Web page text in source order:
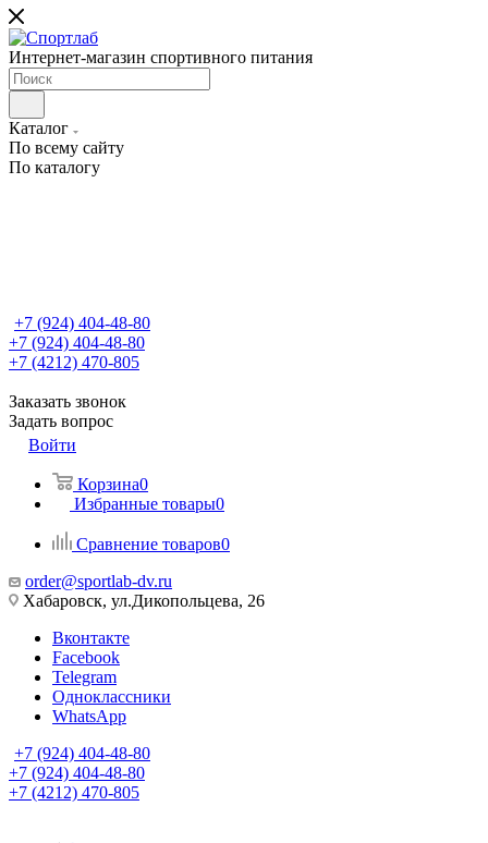
Интернет-магазин спортивного питания
Каталог
По всему сайту
По каталогу
+7 (924) 404-48-80
+7 (924) 404-48-80
+7 (4212) 470-805
Заказать звонок
Задать вопрос
Войти
Корзина0
Избранные товары0
Сравнение товаров0
order@sportlab-dv.ru
Хабаровск, ул.Дикопольцева, 26
Вконтакте
Facebook
Telegram
Одноклассники
WhatsApp
+7 (924) 404-48-80
+7 (924) 404-48-80
+7 (4212) 470-805